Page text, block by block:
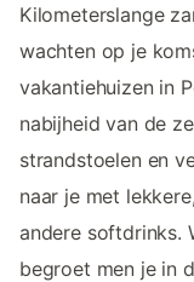
Kilometerslange
wachten op je
vakantiehuizen in
nabijheid van de
strandstoelen en
naar je met
andere softdrinks.
begroet men je in